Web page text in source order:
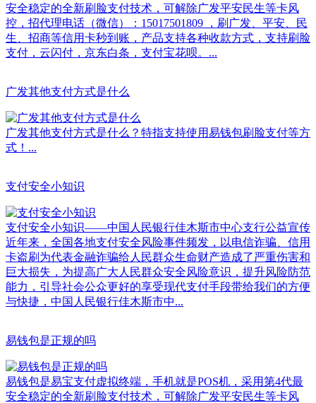
安全稳定的全新刷脸支付技术，可解除广发平安民生等卡风
控，招代理电话（微信）：15017501809 ，刷广发、平安、民
生、招商等信用卡秒到账，产品支持各种收款方式，支持刷脸
支付，云闪付，京东白条，支付宝花呗。...
广发其他支付方式是什么
广发其他支付方式是什么？特指支持使用易钱包刷脸支付等方
式！...
支付安全小知识
支付安全小知识——中国人民银行佳木斯市中心支行公益宣传
近年来，全国各地支付安全风险事件频发，以电信诈骗、信用
卡盗刷为代表金融诈骗给人民群众生命财产造成了严重伤害和
巨大损失，为提高广大人民群众安全风险意识，提升风险防范
能力，引导社会公众更好的享受现代支付手段带给我们的方便
与快捷，中国人民银行佳木斯市中...
易钱包是正规的吗
易钱包是易宝支付虚拟终端，手机就是POS机，采用第4代最
安全稳定的全新刷脸支付技术，可解除广发平安民生等卡风